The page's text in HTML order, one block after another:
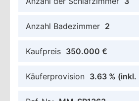
Anzahl Badezimmer 2
Kaufpreis 350.000 €
Käuferprovision 3.63 % (inkl.